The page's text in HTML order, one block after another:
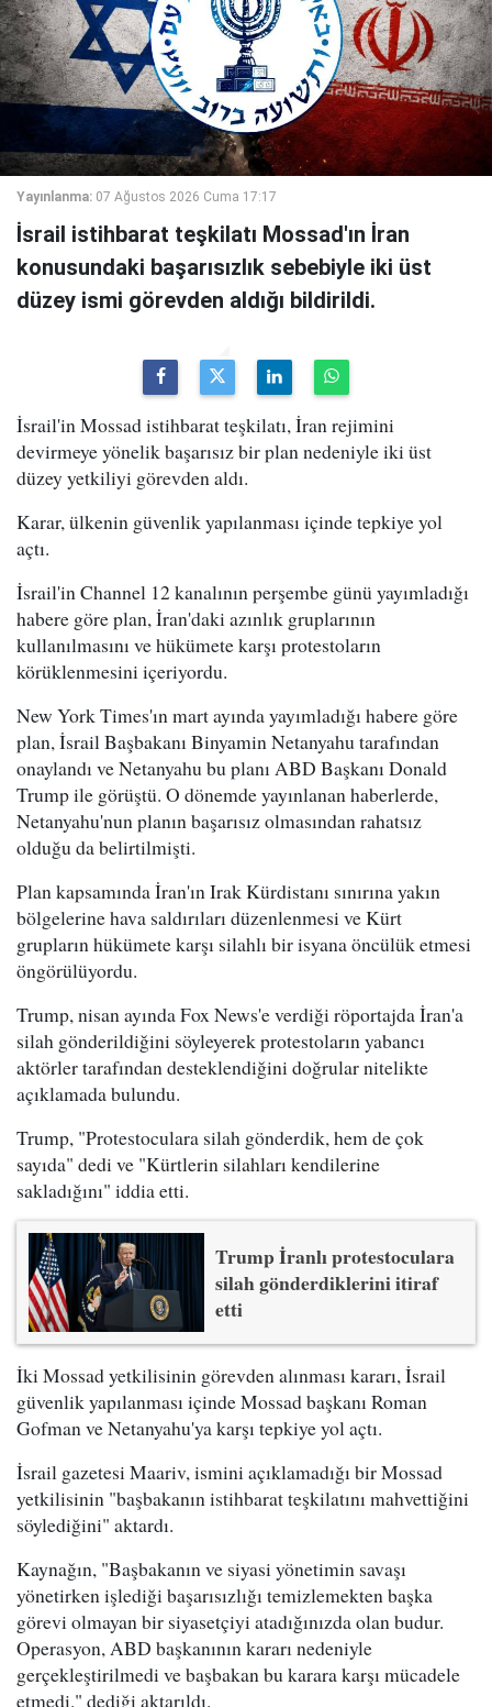
Yayınlanma: 07 Ağustos 2026 Cuma 17:17
İsrail istihbarat teşkilatı Mossad'ın İran
konusundaki başarısızlık sebebiyle iki üst
düzey ismi görevden aldığı bildirildi.
İsrail'in Mossad istihbarat teşkilatı, İran rejimini
devirmeye yönelik başarısız bir plan nedeniyle iki üst
düzey yetkiliyi görevden aldı.
Karar, ülkenin güvenlik yapılanması içinde tepkiye yol
açtı.
İsrail'in Channel 12 kanalının perşembe günü yayımladığı
habere göre plan, İran'daki azınlık gruplarının
kullanılmasını ve hükümete karşı protestoların
körüklenmesini içeriyordu.
New York Times'ın mart ayında yayımladığı habere göre
plan, İsrail Başbakanı Binyamin Netanyahu tarafından
onaylandı ve Netanyahu bu planı ABD Başkanı Donald
Trump ile görüştü. O dönemde yayınlanan haberlerde,
Netanyahu'nun planın başarısız olmasından rahatsız
olduğu da belirtilmişti.
Plan kapsamında İran'ın Irak Kürdistanı sınırına yakın
bölgelerine hava saldırıları düzenlenmesi ve Kürt
grupların hükümete karşı silahlı bir isyana öncülük etmesi
öngörülüyordu.
Trump, nisan ayında Fox News'e verdiği röportajda İran'a
silah gönderildiğini söyleyerek protestoların yabancı
aktörler tarafından desteklendiğini doğrular nitelikte
açıklamada bulundu.
Trump, "Protestoculara silah gönderdik, hem de çok
sayıda" dedi ve "Kürtlerin silahları kendilerine
sakladığını" iddia etti.
Trump İranlı protestoculara
silah gönderdiklerini itiraf
etti
İki Mossad yetkilisinin görevden alınması kararı, İsrail
güvenlik yapılanması içinde Mossad başkanı Roman
Gofman ve Netanyahu'ya karşı tepkiye yol açtı.
İsrail gazetesi Maariv, ismini açıklamadığı bir Mossad
yetkilisinin "başbakanın istihbarat teşkilatını mahvettiğini
söylediğini" aktardı.
Kaynağın, "Başbakanın ve siyasi yönetimin savaşı
yönetirken işlediği başarısızlığı temizlemekten başka
görevi olmayan bir siyasetçiyi atadığınızda olan budur.
Operasyon, ABD başkanının kararı nedeniyle
gerçekleştirilmedi ve başbakan bu karara karşı mücadele
etmedi." dediği aktarıldı.